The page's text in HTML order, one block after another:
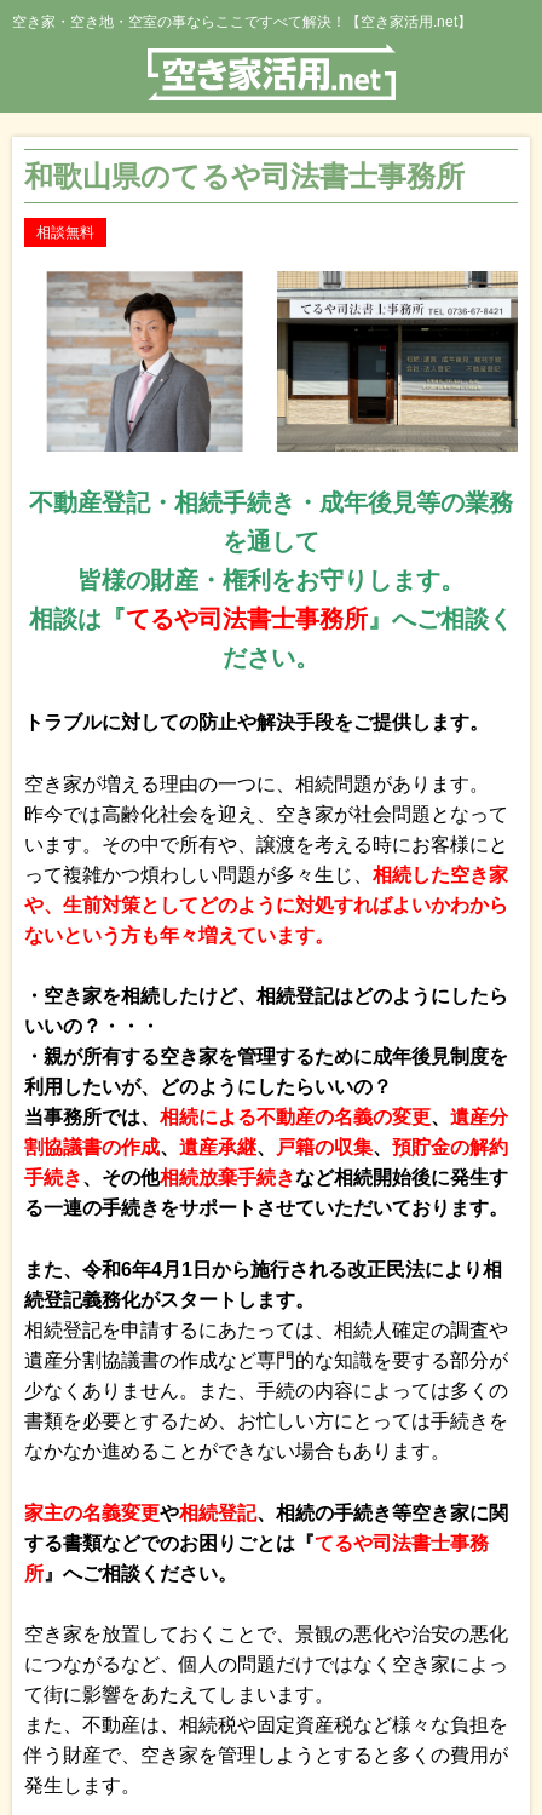
空き家・空き地・空室の事ならここですべて解決！【空き家活用.net】
和歌山県のてるや司法書士事務所
相談無料
不動産登記・相続手続き・成年後見等の業務
を通して
皆様の財産・権利をお守りします。
相談は『てるや司法書士事務所』へご相談く
ださい。
トラブルに対しての防止や解決手段をご提供します。
空き家が増える理由の一つに、相続問題があります。
昨今では高齢化社会を迎え、空き家が社会問題となって
います。その中で所有や、譲渡を考える時にお客様にと
って複雑かつ煩わしい問題が多々生じ、 相続した空き家
や、生前対策としてどのように対処すればよいかわから
ないという方も年々増えています。
・空き家を相続したけど、相続登記はどのようにしたら
いいの？・・・
・親が所有する空き家を管理するために成年後見制度を
利用したいが、どのようにしたらいいの？
当事務所では、 相続による不動産の名義の変更、 遺産分
割協議書の作成、 遺産承継、 戸籍の収集、 預貯金の解約
手続き、その他相続放棄手続きなど相続開始後に発生す
る一連の手続きをサポートさせていただいております。
また、令和6年4月1日から施行される改正民法により相
続登記義務化がスタートします。
相続登記を申請するにあたっては、相続人確定の調査や
遺産分割協議書の作成など専門的な知識を要する部分が
少なくありません。また、手続の内容によっては多くの
書類を必要とするため、お忙しい方にとっては手続きを
なかなか進めることができない場合もあります。
家主の名義変更や相続登記、 相続の手続き等空き家に関
する書類などでのお困りごとは『てるや司法書士事務
所 』へご相談ください。
空き家を放置しておくことで、景観の悪化や治安の悪化
につながるなど、個人の問題だけではなく空き家によっ
て街に影響をあたえてしまいます。
また、不動産は、相続税や固定資産税など様々な負担を
伴う財産で、空き家を管理しようとすると多くの費用が
発生します。